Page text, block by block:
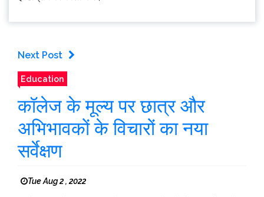
Next Post
Education
कॉलेज के मूल्य पर छात्र और
अभिभावकों के विचारों का नया
सर्वेक्षण
Tue Aug 2 , 2022